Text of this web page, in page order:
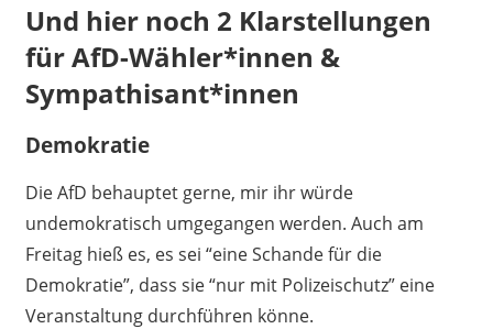
Und hier noch 2 Klarstellungen
für AfD-Wähler*innen &
Sympathisant*innen
Demokratie
Die AfD behauptet gerne, mir ihr würde
undemokratisch umgegangen werden. Auch am
Freitag hieß es, es sei “eine Schande für die
Demokratie”, dass sie “nur mit Polizeischutz” eine
Veranstaltung durchführen könne.